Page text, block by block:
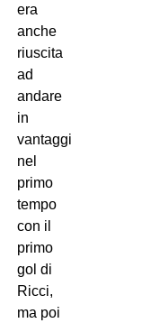
era
anche
riuscita
ad
andare
in
vantaggio
nel
primo
tempo
con il
primo
gol di
Ricci,
ma poi